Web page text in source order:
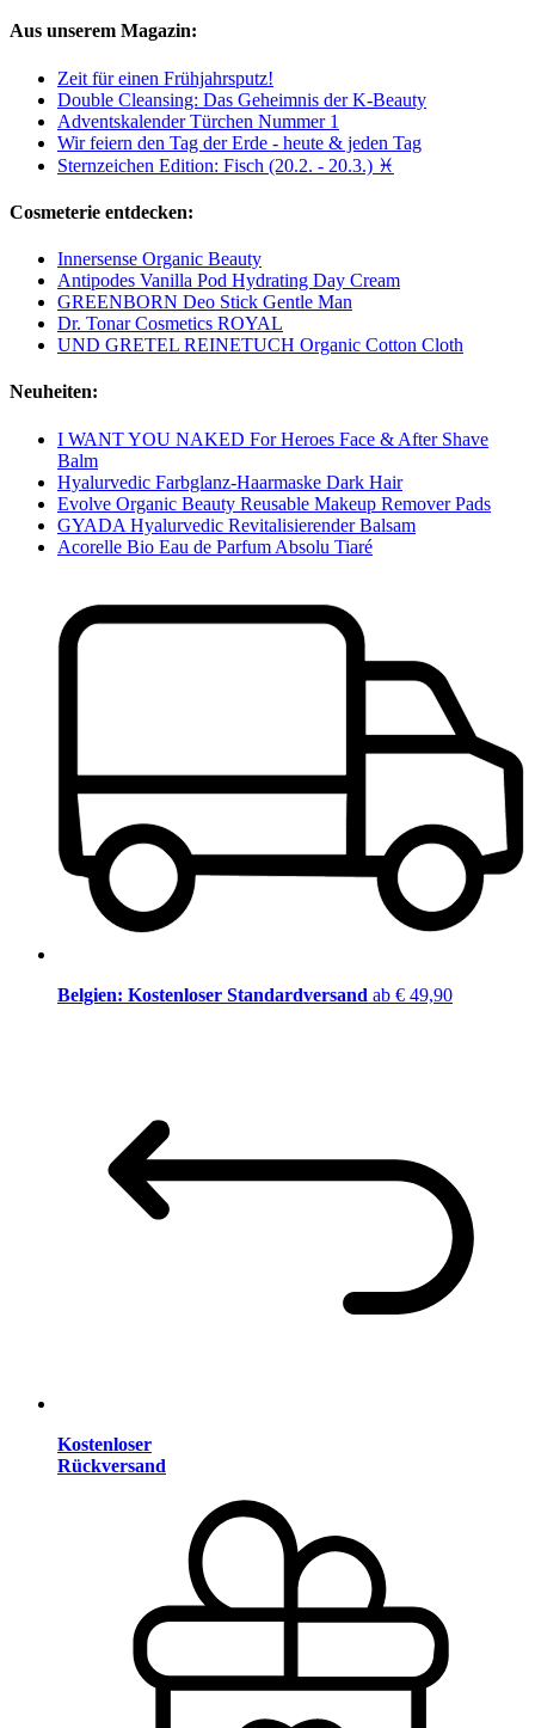
Aus unserem Magazin:
Zeit für einen Frühjahrsputz!
Double Cleansing: Das Geheimnis der K-Beauty
Adventskalender Türchen Nummer 1
Wir feiern den Tag der Erde - heute & jeden Tag
Sternzeichen Edition: Fisch (20.2. - 20.3.) ♓
Cosmeterie entdecken:
Innersense Organic Beauty
Antipodes Vanilla Pod Hydrating Day Cream
GREENBORN Deo Stick Gentle Man
Dr. Tonar Cosmetics ROYAL
UND GRETEL REINETUCH Organic Cotton Cloth
Neuheiten:
I WANT YOU NAKED For Heroes Face & After Shave
Balm
Hyalurvedic Farbglanz-Haarmaske Dark Hair
Evolve Organic Beauty Reusable Makeup Remover Pads
GYADA Hyalurvedic Revitalisierender Balsam
Acorelle Bio Eau de Parfum Absolu Tiaré
Belgien: Kostenloser Standardversand ab € 49,90
Kostenloser
Rückversand